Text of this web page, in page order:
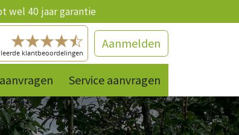
wel 40 jaar garantie
Aanmelden
References Producten
Service aanvragen